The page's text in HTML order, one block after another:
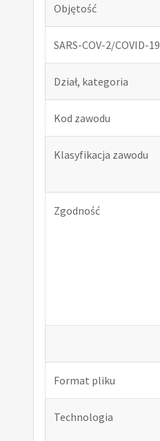
Objętość
SARS-COV-2/COVID-19
Dział, kategoria
Kod zawodu
Klasyfikacja zawodu
Zgodność
Format pliku
Technologia